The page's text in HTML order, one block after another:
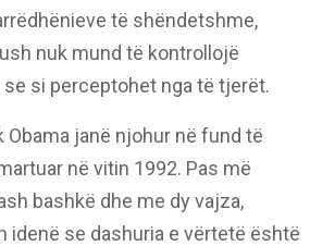
të shëndetshme,
nuk mund të kontrollojë
si perceptohet nga të tjerët.
Obama janë njohur në fund të
në vitin 1992. Pas më
bashkë dhe me dy vajza,
idenë se dashuria e vërtetë është